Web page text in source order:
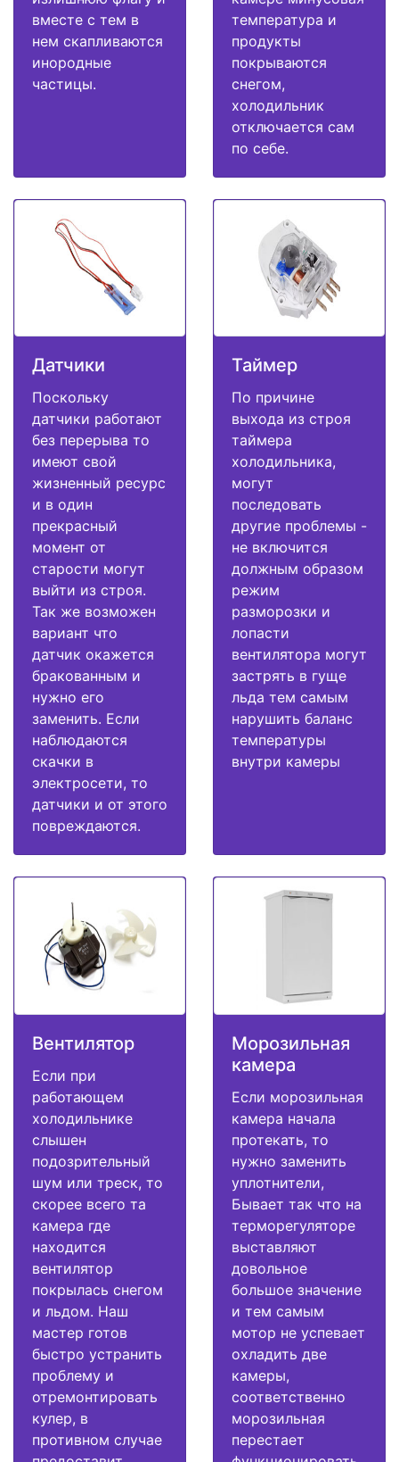
вместе с тем в
нем скапливаются
инородные
частицы.
температура и
продукты
покрываются
снегом,
холодильник
отключается сам
по себе.
Датчики
Поскольку
датчики работают
без перерыва то
имеют свой
жизненный ресурс
и в один
прекрасный
момент от
старости могут
выйти из строя.
Так же возможен
вариант что
датчик окажется
бракованным и
нужно его
заменить. Если
наблюдаются
скачки в
электросети, то
датчики и от этого
повреждаются.
Таймер
По причине
выхода из строя
таймера
холодильника,
могут
последовать
другие проблемы -
не включится
должным образом
режим
разморозки и
лопасти
вентилятора могут
застрять в гуще
льда тем самым
нарушить баланс
температуры
внутри камеры
Вентилятор
Если при
работающем
холодильнике
слышен
подозрительный
шум или треск, то
скорее всего та
камера где
находится
вентилятор
покрылась снегом
и льдом. Наш
мастер готов
быстро устранить
проблему и
отремонтировать
кулер, в
противном случае
Морозильная
камера
Если морозильная
камера начала
протекать, то
нужно заменить
уплотнители,
Бывает так что на
терморегуляторе
выставляют
довольное
большое значение
и тем самым
мотор не успевает
охладить две
камеры,
соответственно
морозильная
перестает